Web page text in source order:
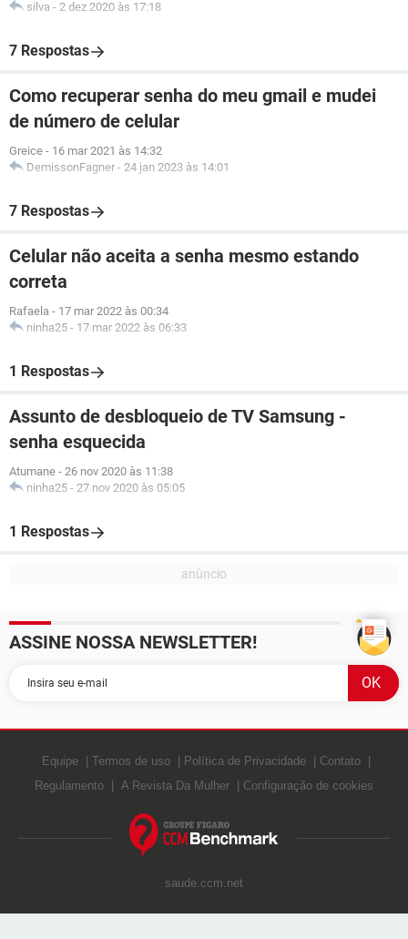
silva - 2 dez 2020 às 17:18
7 Respostas
Como recuperar senha do meu gmail e mudei
de número de celular
Greice - 16 mar 2021 às 14:32
DemissonFagner - 24 jan 2023 às 14:01
7 Respostas
Celular não aceita a senha mesmo estando
correta
Rafaela - 17 mar 2022 às 00:34
ninha25 - 17 mar 2022 às 06:33
1 Respostas
Assunto de desbloqueio de TV Samsung -
senha esquecida
Atumane - 26 nov 2020 às 11:38
ninha25 - 27 nov 2020 às 05:05
1 Respostas
ASSINE NOSSA NEWSLETTER!
Equipe Termos de uso Política de Privacidade
Contato
Regulamento
A Revista Da Mulher Configuração de cookies
saude.ccm.net